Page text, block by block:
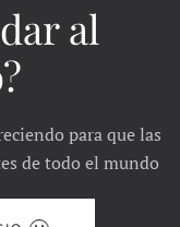
al
para que las
de todo el mundo